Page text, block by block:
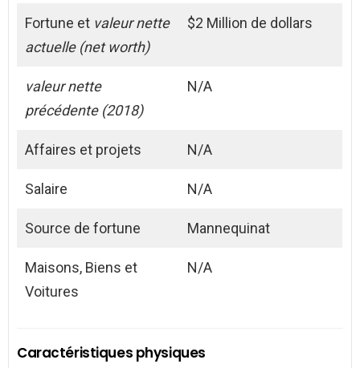
Fortune et valeur nette
actuelle (net worth)
$2 Million de dollars
valeur nette
précédente (2018)
N/A
Affaires et projets N/A
Salaire N/A
Source de fortune Mannequinat
Maisons, Biens et
Voitures
N/A
Caractéristiques physiques